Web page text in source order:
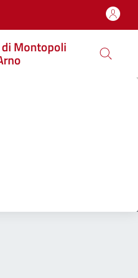
Montopoli